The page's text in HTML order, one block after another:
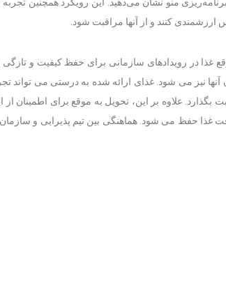
کنند و از آنها مراقبت شود.
غذا در رویدادهای سازمانی برای حفظ کیفیت و
نیز می شود. غذای ارائه شده به درستی می تواند
بگذارد. علاوه بر این، تحویل به موقع برای
غذا حفظ می شود. هماهنگی بین تیم پذیرایی و